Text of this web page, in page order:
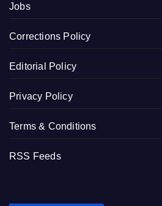
Jobs
Corrections Policy
Editorial Policy
Privacy Policy
Terms & Conditions
RSS Feeds